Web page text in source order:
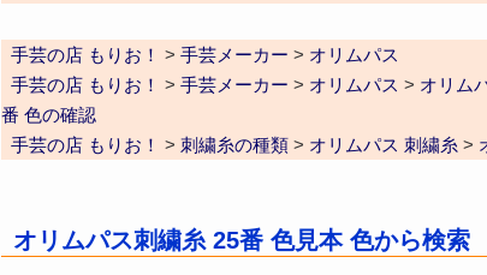
手芸の店 もりお！ > 手芸メーカー > オリムパス
手芸の店 もりお！ > 手芸メーカー > オリムパス > オリム
番 色の確認
手芸の店 もりお！ > 刺繍糸の種類 > オリムパス 刺繍糸 >
オリムパス刺繍糸 25番 色見本 色から検索